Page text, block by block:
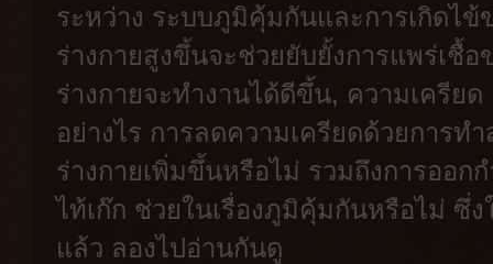
ระหว่าง ระบบภูมิคุ้มกันและการเกิดไ
ร่างกายสูงขึ้นจะช่วยยับยั้งการแพร่เชื้
ร่างกายจะทำงานได้ดีขึ้น, ความเครียด
อย่างไร การลดความเครียดด้วยการ
ร่างกายเพิ่มขึ้นหรือไม่ รวมถึงการออก
ไท้เก๊ก ช่วยในเรื่องภูมิคุ้มกันหรือไม่ ซึ่
แล้ว ลองไปอ่านกันดู